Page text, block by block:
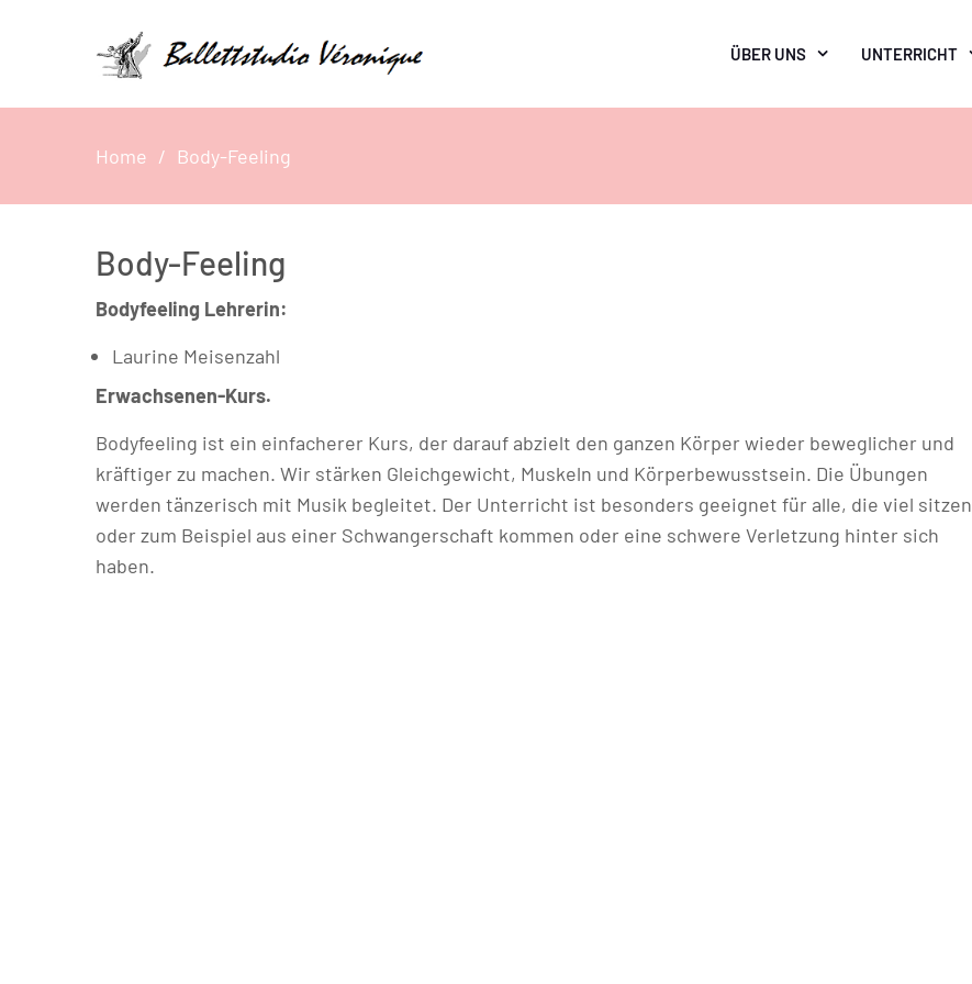
ÜBER UNS UNTERRICHT
Home Body-Feeling
Body-Feeling
Bodyfeeling Lehrerin:
Laurine Meisenzahl
Erwachsenen-Kurs.
Bodyfeeling ist ein einfacherer Kurs, der darauf abzielt den ganzen Körper wieder beweglicher und
kräftiger zu machen. Wir stärken Gleichgewicht, Muskeln und Körperbewusstsein. Die Übungen
werden tänzerisch mit Musik begleitet. Der Unterricht ist besonders geeignet für alle, die viel sitzen
oder zum Beispiel aus einer Schwangerschaft kommen oder eine schwere Verletzung hinter sich
haben.